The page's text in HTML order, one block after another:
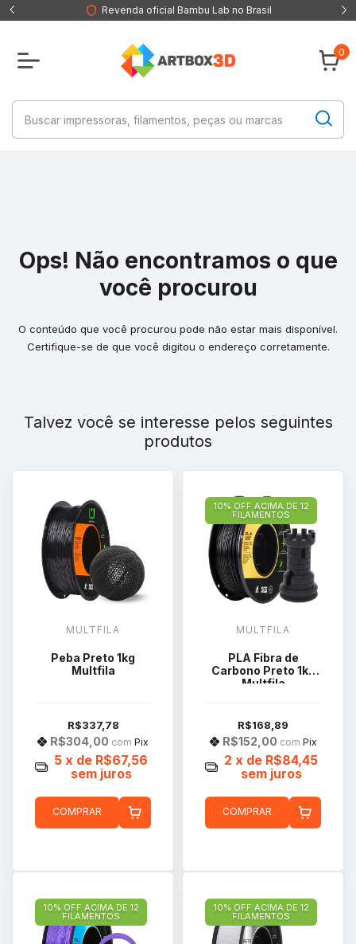
Revenda oficial Bambu Lab no Brasil
0
Ops! Não encontramos o que
você procurou
O conteúdo que você procurou pode não estar mais disponível.
Certifique-se de que você digitou o endereço corretamente.
Talvez você se interesse pelos seguintes
produtos
MULTFILA
Peba Preto 1kg
Multfila
R$337,78
R$304,00 com Pix
5 x de R$67,56
sem juros
COMPRAR
10% OFF ACIMA DE 12
FILAMENTOS
MULTFILA
PLA Fibra de
Carbono Preto 1kg
Multfila
R$168,89
R$152,00 com Pix
2 x de R$84,45
sem juros
COMPRAR
10% OFF ACIMA DE 12
FILAMENTOS
10% OFF ACIMA DE 12
FILAMENTOS